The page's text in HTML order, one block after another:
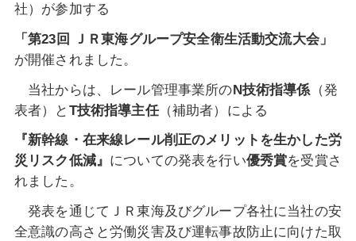
社）が参加する
「第23 回 ＪＲ東海グループ安全衛生活動交流大会」
が開催されました。
当社からは、レール管理事業所のN技術指導係 （発
表者）と T技術指導主任（補助者）による
『新幹線・在来線レール削正のメリットを生かした労
災リスク低減』 についての発表を行い優秀賞を受賞さ
れました。
発表を通じてＪＲ東海及びグループ各社に当社の安
全意識の高さと労働災害及び運転事故防止に向けた取